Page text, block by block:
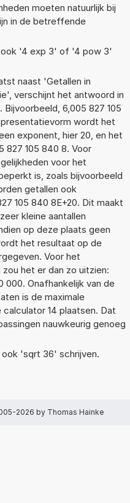
moeten natuurlijk bij
in de betreffende
ook '4 exp 3' of '4 pow 3'
naast 'Getallen in
verschijnt het antwoord in
6,005 827 105
wordt het
exponent, hier 20, en het
827 105 840 8. Voor
voor het
is, zoals bijvoorbeeld
getallen ook
105 840 8E+20. Dit maakt
kleine aantallen
op deze plaats geen
het resultaat op de
Voor het
het er dan zo uitzien:
000. Onafhankelijk van de
is de maximale
14 plaatsen. Dat
nauwkeurig genoeg
'sqrt 36' schrijven.
2026 by Thomas Hainke